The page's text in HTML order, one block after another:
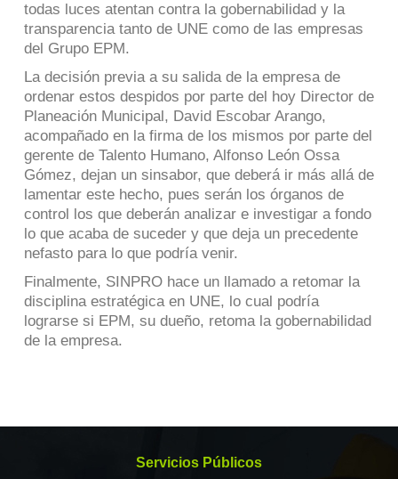
todas luces atentan contra la gobernabilidad y la
transparencia tanto de UNE como de las empresas
del Grupo EPM.
La decisión previa a su salida de la empresa de
ordenar estos despidos por parte del hoy Director de
Planeación Municipal, David Escobar Arango,
acompañado en la firma de los mismos por parte del
gerente de Talento Humano, Alfonso León Ossa
Gómez, dejan un sinsabor, que deberá ir más allá de
lamentar este hecho, pues serán los órganos de
control los que deberán analizar e investigar a fondo
lo que acaba de suceder y que deja un precedente
nefasto para lo que podría venir.
Finalmente, SINPRO hace un llamado a retomar la
disciplina estratégica en UNE, lo cual podría
lograrse si EPM, su dueño, retoma la gobernabilidad
de la empresa.
Servicios Públicos